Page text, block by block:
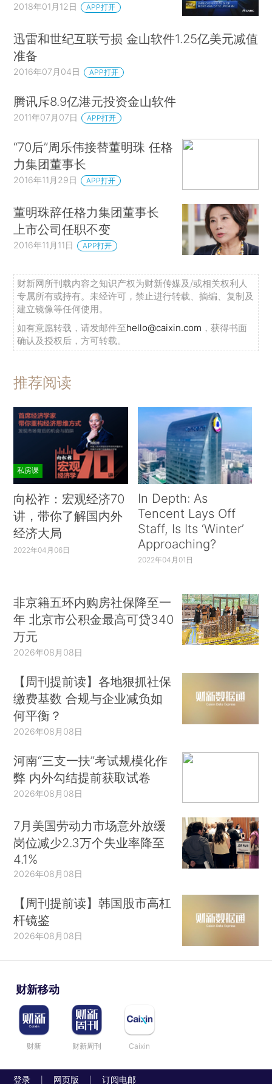
2018年01月12日 APP打开
迅雷和世纪互联亏损 金山软件1.25亿美元减值
准备
2016年07月04日 APP打开
腾讯斥8.9亿港元投资金山软件
2011年07月07日 APP打开
“70后”周乐伟接替董明珠 任格
力集团董事长
2016年11月29日 APP打开
董明珠辞任格力集团董事长
上市公司任职不变
2016年11月11日 APP打开
财新网所刊载内容之知识产权为财新传媒及/或相关权利人
专属所有或持有。未经许可，禁止进行转载、摘编、复制及
建立镜像等任何使用。
如有意愿转载，请发邮件至hello@caixin.com ，获得书面
确认及授权后，方可转载。
推荐阅读
私房课
向松祚：宏观经济70
讲，带你了解国内外
经济大局
2022年04月06日
In Depth: As
Tencent Lays Off
Staff, Is Its ‘Winter’
Approaching?
2022年04月01日
非京籍五环内购房社保降至一
年 北京市公积金最高可贷340
万元
2026年08月08日
【周刊提前读】各地狠抓社保
缴费基数 合规与企业减负如
何平衡？
2026年08月08日
河南“三支一扶”考试规模化作
弊 内外勾结提前获取试卷
2026年08月08日
7月美国劳动力市场意外放缓
岗位减少2.3万个失业率降至
4.1%
2026年08月08日
【周刊提前读】韩国股市高杠
杆镜鉴
2026年08月08日
财新移动
财新 财新周刊 Caixin
登录 网页版 订阅电邮